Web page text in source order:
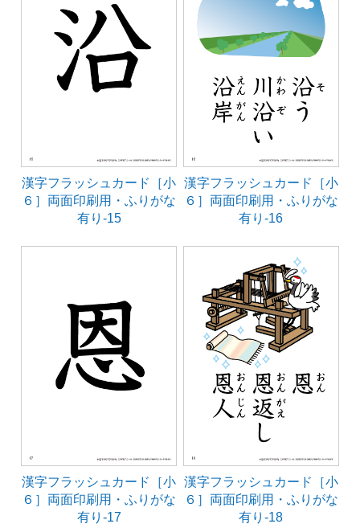
漢字フラッシュカード［小
６］両面印刷用・ふりがな
有り-15
漢字フラッシュカード［小
６］両面印刷用・ふりがな
有り-16
漢字フラッシュカード［小
６］両面印刷用・ふりがな
有り-17
漢字フラッシュカード［小
６］両面印刷用・ふりがな
有り-18